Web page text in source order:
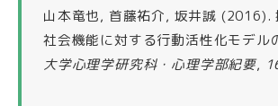
山本竜也, 首藤祐介, 坂井誠 (2016).
社会機能に対する行動活性化モデル
大学心理学研究科・心理学部紀要,